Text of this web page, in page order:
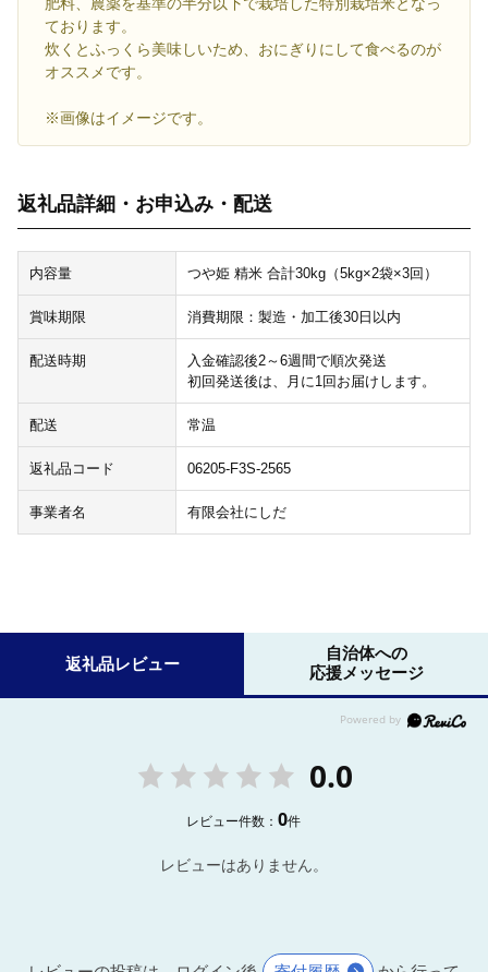
ております。
炊くとふっくら美味しいため、おにぎりにして食べるのが
オススメです。
※画像はイメージです。
返礼品詳細・お申込み・配送
内容量 つや姫 精米 合計30kg（5kg×2袋×3回）
賞味期限 消費期限：製造・加工後30日以内
配送時期
入金確認後2～6週間で順次発送
初回発送後は、月に1回お届けします。
配送 常温
返礼品コード 06205-F3S-2565
事業者名 有限会社にしだ
返礼品レビュー
自治体への
応援メッセージ
0.0
レビュー件数：0件
レビューはありません。